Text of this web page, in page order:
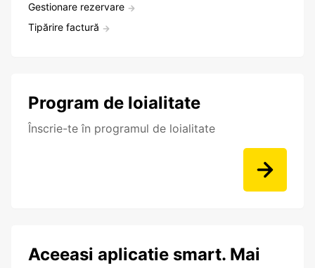
Gestionare rezervare
Tipărire factură
Program de loialitate
Înscrie-te în programul de loialitate
Aceeasi aplicatie smart. Mai